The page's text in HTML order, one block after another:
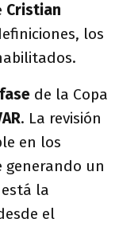
Cristian
los
de la Copa
. La revisión
en los
generando un
la
el